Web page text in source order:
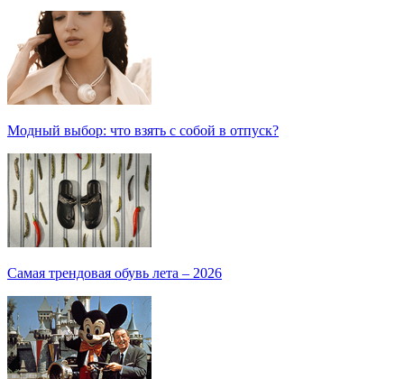
Модный выбор: что взять с собой в отпуск?
Самая трендовая обувь лета – 2026